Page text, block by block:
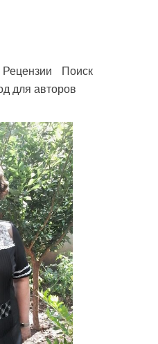
Рецензии
Поиск
для авторов